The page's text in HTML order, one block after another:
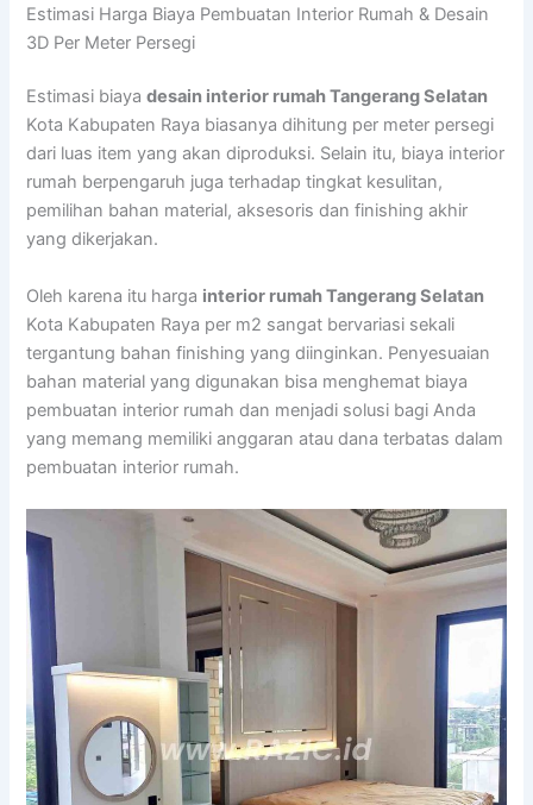
Estimasi Harga Biaya Pembuatan Interior Rumah & Desain
3D Per Meter Persegi
Estimasi biayadesain interior rumah Tangerang Selatan
Kota Kabupaten Raya biasanya dihitung per meter persegi
dari luas item yang akan diproduksi. Selain itu, biaya interior
rumah berpengaruh juga terhadap tingkat kesulitan,
pemilihan bahan material, aksesoris dan finishing akhir
yang dikerjakan.
Oleh karena itu harga interior rumah Tangerang Selatan
Kota Kabupaten Raya per m2 sangat bervariasi sekali
tergantung bahan finishing yang diinginkan. Penyesuaian
bahan material yang digunakan bisa menghemat biaya
pembuatan interior rumah dan menjadi solusi bagi Anda
yang memang memiliki anggaran atau dana terbatas dalam
pembuatan interior rumah.